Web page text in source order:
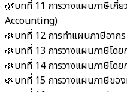
🌿บทที่ 11 การวางแผนภาษีเกี่
Accounting)
🌿บทที่ 12 การทำแผนภาษีอาก
🌿บทที่ 13 การวางแผนภาษีโดย
🌿บทที่ 14 การวางแผนภาษีโดย
🌿บทที่ 15 การวางแผนภาษีขอ